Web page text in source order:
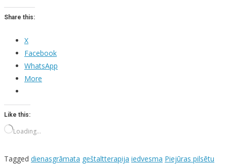
Share this:
X
Facebook
WhatsApp
More
Like this:
Loading…
Tagged dienasgrāmata geštaltterapija iedvesma Piejūras pilsētu